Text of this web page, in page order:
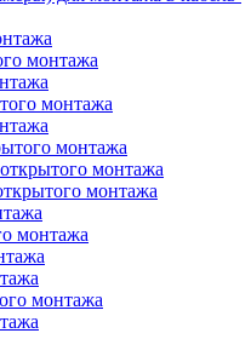
монтажа
монтажа
монтажа
монтажа
монтажа
монтажа
монтажа